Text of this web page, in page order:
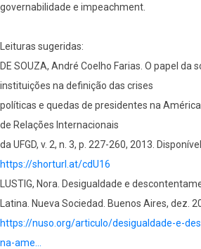
governabilidade e impeachment.
Leituras sugeridas:
DE SOUZA, André Coelho Farias. O papel da
instituições na definição das crises
políticas e quedas de presidentes na
de Relações Internacionais
da UFGD, v. 2, n. 3, p. 227-260, 2013.
https://shorturl.at/cdU16
LUSTIG, Nora. Desigualdade e
Latina. Nueva Sociedad. Buenos Aires, dez.
https://nuso.org/articulo/desigualdade-e-
na-ame…